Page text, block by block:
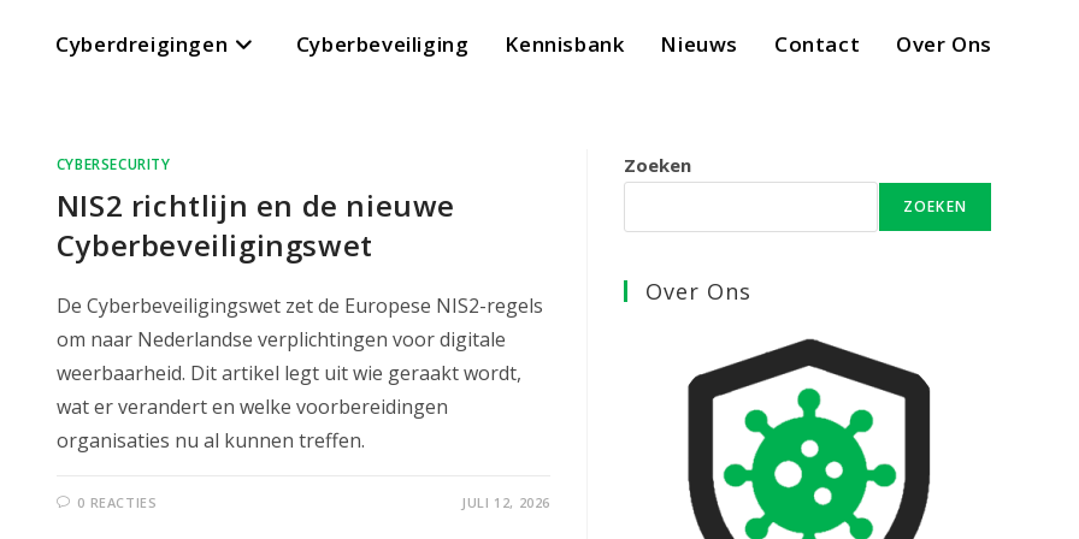
Cyberdreigingen Cyberbeveiliging Kennisbank Nieuws Contact Over Ons
CYBERSECURITY
NIS2 richtlijn en de nieuwe
Cyberbeveiligingswet
De Cyberbeveiligingswet zet de Europese NIS2-regels
om naar Nederlandse verplichtingen voor digitale
weerbaarheid. Dit artikel legt uit wie geraakt wordt,
wat er verandert en welke voorbereidingen
organisaties nu al kunnen treffen.
0 REACTIES JULI 12, 2026
Zoeken
ZOEKEN
Over Ons